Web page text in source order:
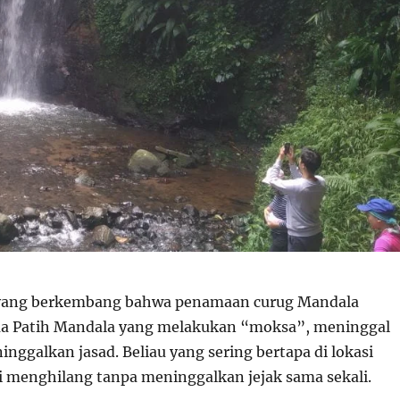
berkembang bahwa penamaan curug Mandala
Patih Mandala yang melakukan “moksa”, meninggal
jasad. Beliau yang sering bertapa di lokasi
menghilang tanpa meninggalkan jejak sama sekali.